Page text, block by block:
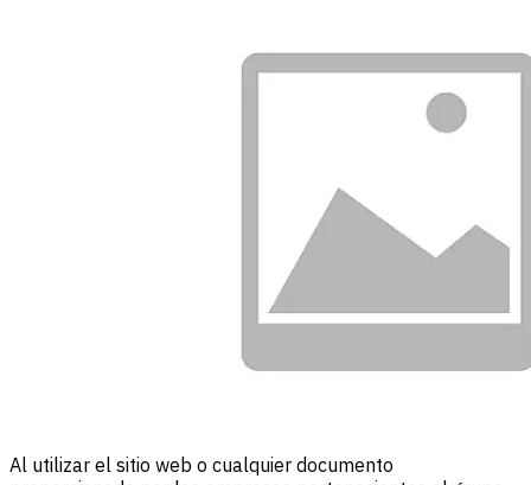
Al utilizar el sitio web o cualquier documento